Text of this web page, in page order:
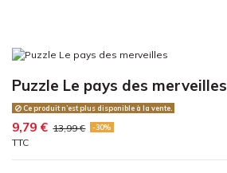
Puzzle Le pays des merveilles
Ce produit n’est plus disponible à la vente.
9,79 € 13,99 € -30%
TTC